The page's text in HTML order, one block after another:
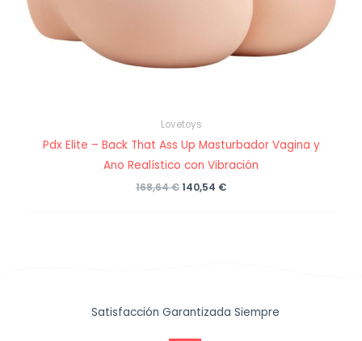
Lovetoys
Pdx Elite – Back That Ass Up Masturbador Vagina y
Ano Realístico con Vibración
168,64€El
140,54 €El
Satisfacción Garantizada Siempre